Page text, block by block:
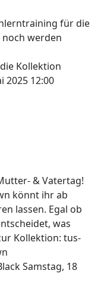
für die
werden
Kollektion
2025 12:00
& Vatertag!
könnt ihr ab
lassen. Egal ob
was
Kollektion: tus-
Samstag, 18